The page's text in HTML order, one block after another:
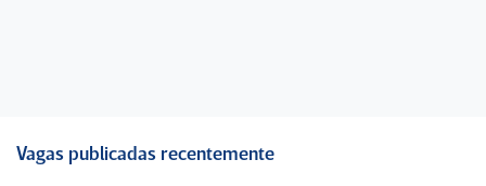
Vagas publicadas recentemente